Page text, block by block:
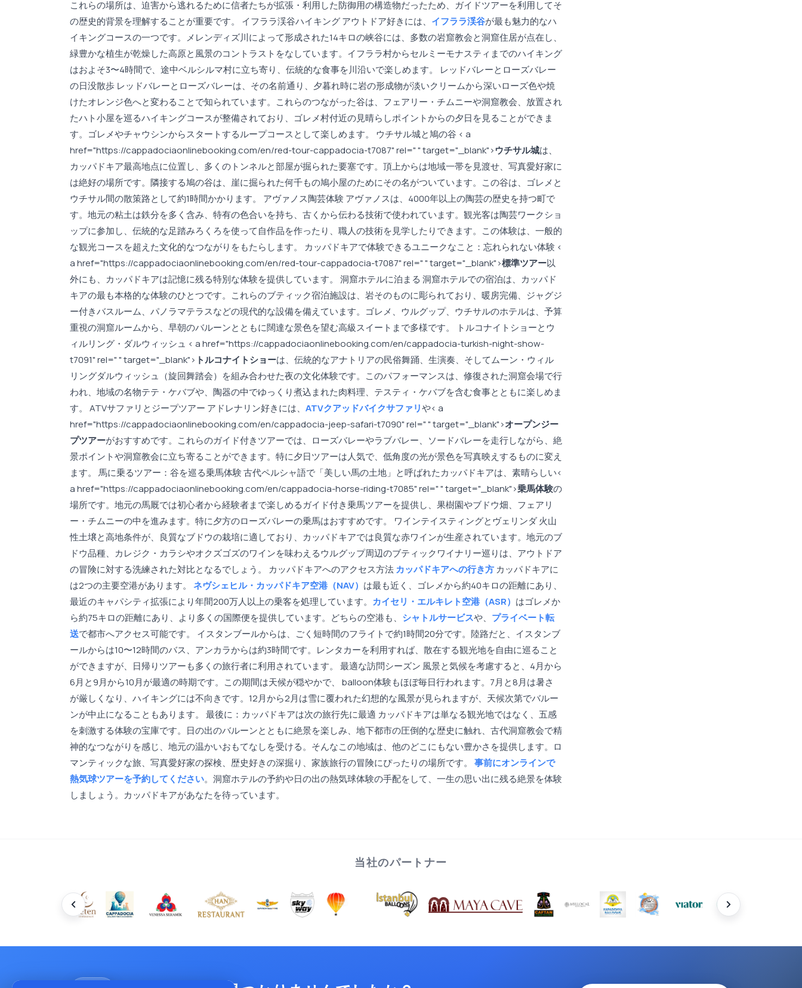
これらの場所は、迫害から逃れるために信者たちが拡張・利用した防御用の構造物だったため、ガイドツアーを利用してそ
の歴史的背景を理解することが重要です。 イフララ渓谷ハイキング アウトドア好きには、 イフララ渓谷が最も魅力的なハ
イキングコースの一つです。メレンディズ川によって形成された14キロの峡谷には、多数の岩窟教会と洞窟住居が点在し、
緑豊かな植生が乾燥した高原と風景のコントラストをなしています。イフララ村からセルミーモナスティまでのハイキング
はおよそ3〜4時間で、途中ベルシルマ村に立ち寄り、伝統的な食事を川沿いで楽しめます。 レッドバレーとローズバレー
の日没散歩 レッドバレーとローズバレーは、その名前通り、夕暮れ時に岩の形成物が淡いクリームから深いローズ色や焼
けたオレンジ色へと変わることで知られています。これらのつながった谷は、フェアリー・チムニーや洞窟教会、放置され
たハト小屋を巡るハイキングコースが整備されており、ゴレメ村付近の見晴らしポイントからの夕日を見ることができま
す。ゴレメやチャウシンからスタートするループコースとして楽しめます。 ウチサル城と鳩の谷 < a
href="https://cappadociaonlinebooking.com/en/red-tour-cappadocia-t7087" rel=" " target="_blank">ウチサル城は、
カッパドキア最高地点に位置し、多くのトンネルと部屋が掘られた要塞です。頂上からは地域一帯を見渡せ、写真愛好家に
は絶好の場所です。隣接する鳩の谷は、崖に掘られた何千もの鳩小屋のためにその名がついています。この谷は、ゴレメと
ウチサル間の散策路として約1時間かかります。 アヴァノス陶芸体験 アヴァノスは、4000年以上の陶芸の歴史を持つ町で
す。地元の粘土は鉄分を多く含み、特有の色合いを持ち、古くから伝わる技術で使われています。観光客は陶芸ワークショ
ップに参加し、伝統的な足踏みろくろを使って自作品を作ったり、職人の技術を見学したりできます。この体験は、一般的
な観光コースを超えた文化的なつながりをもたらします。 カッパドキアで体験できるユニークなこと：忘れられない体験 <
a href="https://cappadociaonlinebooking.com/en/red-tour-cappadocia-t7087" rel=" " target="_blank">標準ツアー以
外にも、カッパドキアは記憶に残る特別な体験を提供しています。 洞窟ホテルに泊まる 洞窟ホテルでの宿泊は、カッパド
キアの最も本格的な体験のひとつです。これらのブティック宿泊施設は、岩そのものに彫られており、暖房完備、ジャグジ
ー付きバスルーム、パノラマテラスなどの現代的な設備を備えています。ゴレメ、ウルグップ、ウチサルのホテルは、予算
重視の洞窟ルームから、早朝のバルーンとともに闊達な景色を望む高級スイートまで多様です。 トルコナイトショーとウ
ィルリング・ダルウィッシュ < a href="https://cappadociaonlinebooking.com/en/cappadocia-turkish-night-show-
t7091" rel=" " target="_blank"> トルコナイトショーは、伝統的なアナトリアの民俗舞踊、生演奏、そしてムーン・ウィル
リングダルウィッシュ（旋回舞踏会）を組み合わせた夜の文化体験です。このパフォーマンスは、修復された洞窟会場で行
われ、地域の名物テテ・ケバブや、陶器の中でゆっくり煮込まれた肉料理、テスティ・ケバブを含む食事とともに楽しめま
す。 ATVサファリとジープツアー アドレナリン好きには、 ATVクアッドバイクサファリや< a
href="https://cappadociaonlinebooking.com/en/cappadocia-jeep-safari-t7090" rel=" " target="_blank">オープンジー
プツアーがおすすめです。これらのガイド付きツアーでは、ローズバレーやラブバレー、ソードバレーを走行しながら、絶
景ポイントや洞窟教会に立ち寄ることができます。特に夕日ツアーは人気で、低角度の光が景色を写真映えするものに変え
ます。 馬に乗るツアー：谷を巡る乗馬体験 古代ペルシャ語で「美しい馬の土地」と呼ばれたカッパドキアは、素晴らしい<
a href="https://cappadociaonlinebooking.com/en/cappadocia-horse-riding-t7085" rel=" " target="_blank">乗馬体験の
場所です。地元の馬厩では初心者から経験者まで楽しめるガイド付き乗馬ツアーを提供し、果樹園やブドウ畑、フェアリ
ー・チムニーの中を進みます。特に夕方のローズバレーの乗馬はおすすめです。 ワインテイスティングとヴェリンダ 火山
性土壌と高地条件が、良質なブドウの栽培に適しており、カッパドキアでは良質な赤ワインが生産されています。地元のブ
ドウ品種、カレジク・カラシやオクズゴズのワインを味わえるウルグップ周辺のブティックワイナリー巡りは、アウトドア
の冒険に対する洗練された対比となるでしょう。 カッパドキアへのアクセス方法カッパドキアへの行き方カッパドキアに
は2つの主要空港があります。 ネヴシェヒル・カッパドキア空港（NAV） は最も近く、ゴレメから約40キロの距離にあり、
最近のキャパシティ拡張により年間200万人以上の乗客を処理しています。 カイセリ・エルキレト空港（ASR） はゴレメか
ら約75キロの距離にあり、より多くの国際便を提供しています。どちらの空港も、 シャトルサービスや、 プライベート転
送で都市へアクセス可能です。 イスタンブールからは、ごく短時間のフライトで約1時間20分です。陸路だと、イスタンブ
ールからは10〜12時間のバス、アンカラからは約3時間です。レンタカーを利用すれば、散在する観光地を自由に巡ること
ができますが、日帰りツアーも多くの旅行者に利用されています。 最適な訪問シーズン 風景と気候を考慮すると、4月から
6月と9月から10月が最適の時期です。この期間は天候が穏やかで、 balloon体験もほぼ毎日行われます。7月と8月は暑さ
が厳しくなり、ハイキングには不向きです。12月から2月は雪に覆われた幻想的な風景が見られますが、天候次第でバルー
ンが中止になることもあります。 最後に：カッパドキアは次の旅行先に最適 カッパドキアは単なる観光地ではなく、五感
を刺激する体験の宝庫です。日の出のバルーンとともに絶景を楽しみ、地下都市の圧倒的な歴史に触れ、古代洞窟教会で精
神的なつながりを感じ、地元の温かいおもてなしを受ける。そんなこの地域は、他のどこにもない豊かさを提供します。ロ
マンティックな旅、写真愛好家の探検、歴史好きの深掘り、家族旅行の冒険にぴったりの場所です。 事前にオンラインで
熱気球ツアーを予約してください。洞窟ホテルの予約や日の出の熱気球体験の手配をして、一生の思い出に残る絶景を体験
しましょう。カッパドキアがあなたを待っています。
当社のパートナー